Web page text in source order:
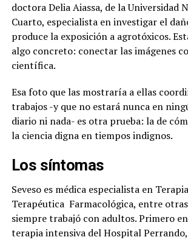
doctora Delia Aiassa, de la Universidad
Cuarto, especialista en investigar el
produce la exposición a agrotóxicos.
algo concreto: conectar las imágenes
científica.
Esa foto que las mostraría a ellas
trabajos -y que no estará nunca en
diario ni nada- es otra prueba: la de
la ciencia digna en tiempos indignos.
Los síntomas
Seveso es médica especialista en
Terapéutica Farmacológica, entre
siempre trabajó con adultos. Primero
terapia intensiva del Hospital Perrando,